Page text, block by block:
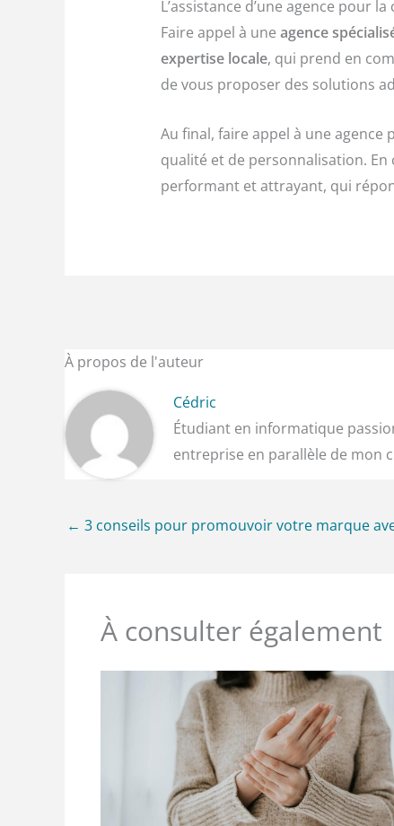
L’assistance d’une agence pour
Faire appel à une agence
expertise locale, qui prend en
de vous proposer des solutions
Au final, faire appel à une agence
qualité et de personnalisation.
performant et attrayant, qui
À propos de l'auteur
Cédric
Étudiant en informatique
entreprise en parallèle de mon
← 3 conseils pour promouvoir votre marque
À consulter également